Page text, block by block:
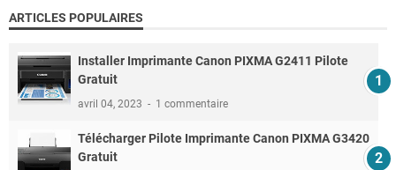
ARTICLES POPULAIRES
Installer Imprimante Canon PIXMA G2411 Pilote
Gratuit
avril 04, 2023 1 commentaire
Télécharger Pilote Imprimante Canon PIXMA G3420
Gratuit